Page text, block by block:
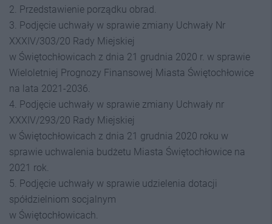
2. Przedstawienie porządku obrad.
3. Podjęcie uchwały w sprawie zmiany Uchwały Nr
XXXIV/303/20 Rady Miejskiej
w Świętochłowicach z dnia 21 grudnia 2020 r. w sprawie
Wieloletniej Prognozy Finansowej Miasta Świętochłowice
na lata 2021-2036.
4. Podjęcie uchwały w sprawie zmiany Uchwały nr
XXXIV/293/20 Rady Miejskiej
w Świętochłowicach z dnia 21 grudnia 2020 roku w
sprawie uchwalenia budżetu Miasta Świętochłowice na
2021 rok.
5. Podjęcie uchwały w sprawie udzielenia dotacji
spółdzielniom socjalnym
w Świętochłowicach.